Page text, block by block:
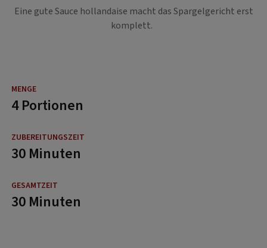
Eine gute Sauce hollandaise macht das Spargelgericht erst
komplett.
4 Portionen
30 Minuten
30 Minuten